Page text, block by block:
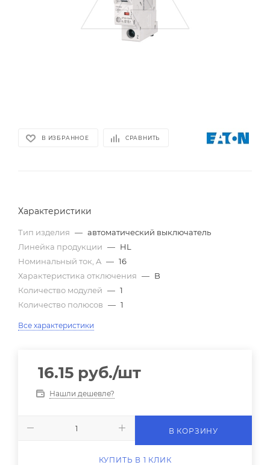
В ИЗБРАННОЕ СРАВНИТЬ
Характеристики
Тип изделия — автоматический выключатель
Линейка продукции — HL
Номинальный ток, A — 16
Характеристика отключения — B
Количество модулей — 1
Количество полюсов — 1
Все характеристики
16.15 руб./шт
Нашли дешевле?
В КОРЗИНУ
КУПИТЬ В 1 КЛИК